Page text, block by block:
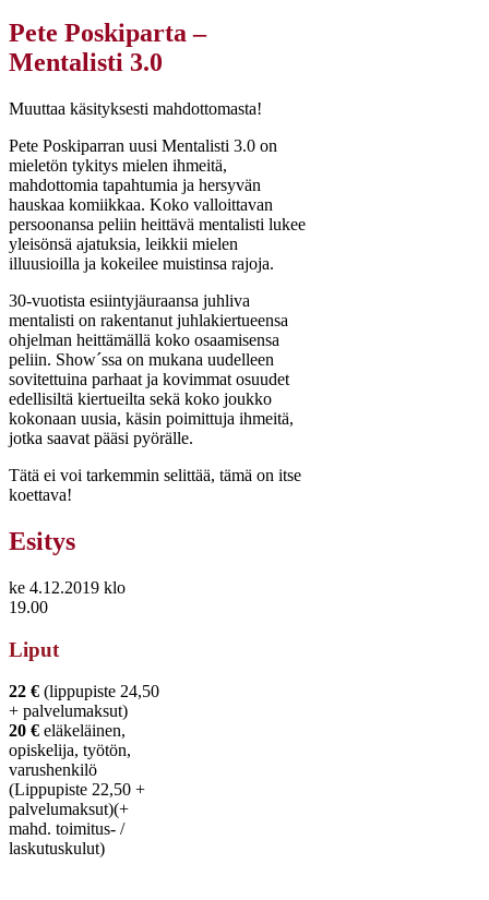
Pete Poskiparta –
Mentalisti 3.0
Muuttaa käsityksesti mahdottomasta!
Pete Poskiparran uusi Mentalisti 3.0 on
mieletön tykitys mielen ihmeitä,
mahdottomia tapahtumia ja hersyvän
hauskaa komiikkaa. Koko valloittavan
persoonansa peliin heittävä mentalisti lukee
yleisönsä ajatuksia, leikkii mielen
illuusioilla ja kokeilee muistinsa rajoja.
30-vuotista esiintyjäuraansa juhliva
mentalisti on rakentanut juhlakiertueensa
ohjelman heittämällä koko osaamisensa
peliin. Show´ssa on mukana uudelleen
sovitettuina parhaat ja kovimmat osuudet
edellisiltä kiertueilta sekä koko joukko
kokonaan uusia, käsin poimittuja ihmeitä,
jotka saavat pääsi pyörälle.
Tätä ei voi tarkemmin selittää, tämä on itse
koettava!
Esitys
ke 4.12.2019 klo
19.00
Liput
22 € (lippupiste 24,50
+ palvelumaksut)
20 € eläkeläinen,
opiskelija, työtön,
varushenkilö
(Lippupiste 22,50 +
palvelumaksut)(+
mahd. toimitus- /
laskutuskulut)